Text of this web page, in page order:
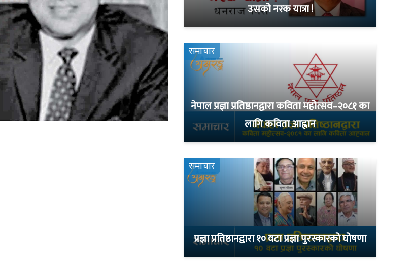
उसको नरक यात्रा !
समाचार
नेपाल प्रज्ञा प्रतिष्ठानद्वारा कविता महोत्सव–२०८१ का
लागि कविता आह्वान
समाचार
प्रज्ञा प्रतिष्ठानद्वारा १० वटा प्रज्ञा पुरस्कारको घोषणा